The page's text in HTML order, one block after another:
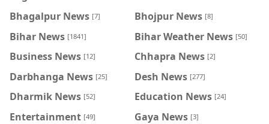
Bhagalpur News [7] Bhojpur News [8]
Bihar News [1841] Bihar Weather News [50]
Business News [12] Chhapra News [2]
Darbhanga News [25] Desh News [277]
Dharmik News [52] Education News [24]
Entertainment [49] Gaya News [3]